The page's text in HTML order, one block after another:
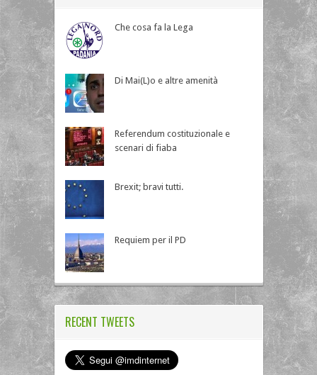
Che cosa fa la Lega
Di Mai(L)o e altre amenità
Referendum costituzionale e
scenari di fiaba
Brexit; bravi tutti.
Requiem per il PD
RECENT TWEETS